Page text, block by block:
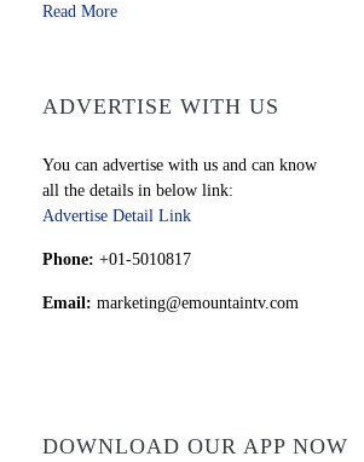
Read More
ADVERTISE WITH US
You can advertise with us and can know
all the details in below link:
Advertise Detail Link
Phone: +01-5010817
Email: marketing@emountaintv.com
DOWNLOAD OUR APP NOW